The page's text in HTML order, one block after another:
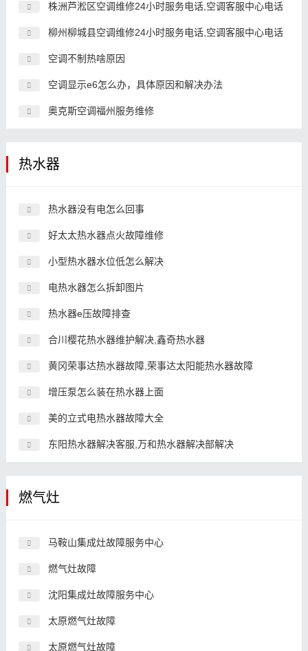
株洲芦淞区空调维修24小时服务电话,空调客服中心电话
柳州柳城县空调维修24小时服务电话,空调客服中心电话
空调不制热啥原因
空调显示e6怎么办，具体原因和解决办法
奥克斯空调福州服务维修
热水器
热水器没有电怎么回事
好太太热水器点火故障维修
小型热水器水位低怎么解决
电热水器怎么拆卸图片
热水器e压故障排查
合川樱花热水器维护解决,鑫奇热水器
黄冈荣事达热水器故障,荣事达太阳能热水器故障
增压泵怎么装在热水器上面
美的立式电热水器故障大全
东阳热水器解决客服,万和热水器解决部解决
燃气灶
马鞍山集成灶故障服务中心
燃气灶故障
沈阳集成灶故障服务中心
太原燃气灶故障
太原燃气灶故障